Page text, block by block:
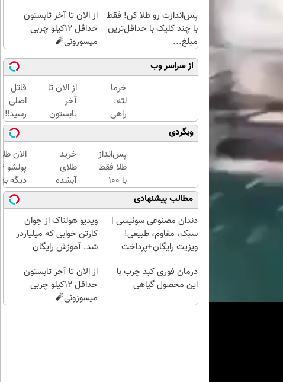
پس‌اندازت رو طلا کن! فقط
با چند کلیک با حداقل‌ترین
مبلغ...
از الان تا آخر تابستون
حداقل 12کیلو چربی
میسوزونی🧨
از سراسر وب
خرما
لته:
راهی
طبیعی
برای
بهبود
سلامت
کبد
از الان تا
آخر
تابستون
حداقل
12کیلو
چربی
میسوزونی
🧨
قاتل
اصلی
رسید‼️
بهترین
روش
درمان
کبد
چرب
گرید 1
و 2
وبگردی
پس‌انداز
طلا فقط
با ۱۰۰
هزارتومان
(امن و
راحت)
خرید
طلای
آبشده
حتی با
۱۰۰هزارتومان
الان
دیگه
طلا با
بی‌بهره
مطالب پیشنهادی
دندان مصنوعی سوئیسی |
سبک، مقاوم، طبیعی!
ویزیت رایگان+پرداخت
ویدیو هولناک از جوان
کارتن خوابی که میلیاردر
شد. آموزش رایگان
درمان فوری کبد چرب با
این محصول گیاهی
از الان تا آخر تابستون
حداقل 12کیلو چربی
میسوزونی🧨